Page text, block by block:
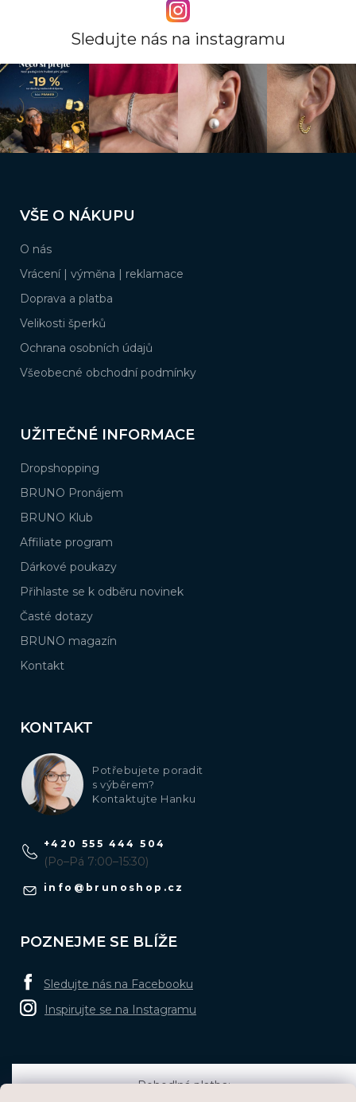
Sledujte nás na instagramu
pVŠE O NÁKUPU
O nás
Vrácení | výměna | reklamace
Doprava a platba
Velikosti šperků
Ochrana osobních údajů
Všeobecné obchodní podmínky
UŽITEČNÉ INFORMACE
Dropshopping
BRUNO Pronájem
BRUNO Klub
Affiliate program
Dárkové poukazy
Přihlaste se k odběru novinek
Časté dotazy
BRUNO magazín
Kontakt
KONTAKT
Potřebujete poradit
s výběrem?
Kontaktujte Hanku
info @ brunoshop.cz
+420 555 444 504
(Po–Pá 7:00–15:30)
POZNEJME SE BLÍŽE
Sledujte nás na Facebooku
Inspirujte se na Instagramu
Pohodlná platba: